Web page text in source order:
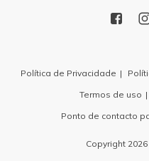
Política de Privacidade
Termos de uso
Ponto de contacto
Copyright 2026